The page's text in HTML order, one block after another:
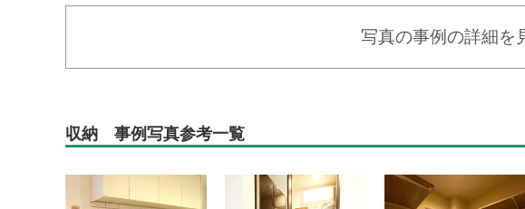
写真の事例の詳細を
収納 事例写真参考一覧